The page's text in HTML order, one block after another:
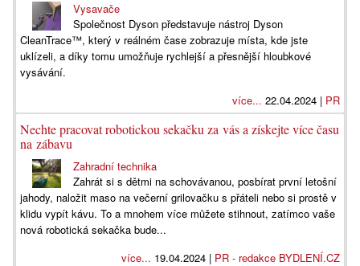
Vysavače
Společnost Dyson představuje nástroj Dyson
CleanTrace™, který v reálném čase zobrazuje místa, kde jste
uklízeli, a díky tomu umožňuje rychlejší a přesnější hloubkové
vysávání.
více... 22.04.2024 | PR
Nechte pracovat robotickou sekačku za vás a získejte více času
na zábavu
Zahradní technika
Zahrát si s dětmi na schovávanou, posbírat první letošní
jahody, naložit maso na večerní grilovačku s přáteli nebo si prostě v
klidu vypít kávu. To a mnohem více můžete stihnout, zatímco vaše
nová robotická sekačka bude...
více... 19.04.2024 | PR - redakce BYDLENÍ.CZ